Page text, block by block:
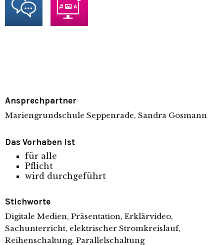
Ansprechpartner
Mariengrundschule Seppenrade, Sandra Gosmann
Das Vorhaben ist
für alle
Pflicht
wird durchgeführt
Stichworte
Digitale Medien, Präsentation, Erklärvideo,
Sachunterricht, elektrischer Stromkreislauf,
Reihenschaltung, Parallelschaltung